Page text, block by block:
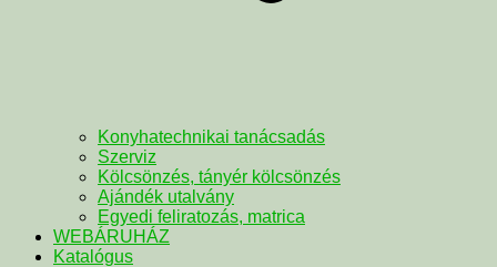
Konyhatechnikai tanácsadás
Szerviz
Kölcsönzés, tányér kölcsönzés
Ajándék utalvány
Egyedi feliratozás, matrica
WEBÁRUHÁZ
Katalógus